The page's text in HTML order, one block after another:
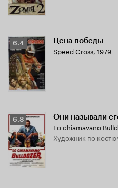
Рейтинг
Кинопоиска
6.4
6.4 Цена победы
Speed Cross, 1979
Рейтинг
Кинопоиска
6.8
6.8 Они называли
Lo chiamavano
Художник по